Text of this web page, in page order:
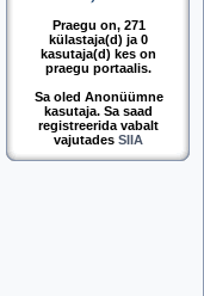
Praegu on, 271
külastaja(d) ja 0
kasutaja(d) kes on
praegu portaalis.
Sa oled Anonüümne
kasutaja. Sa saad
registreerida vabalt
vajutades SIIA